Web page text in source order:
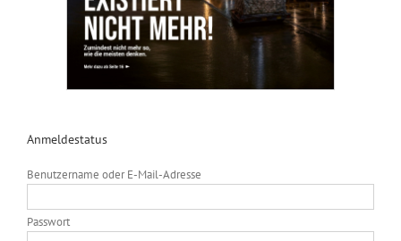
Anmeldestatus
Benutzername oder E-Mail-Adresse
Passwort